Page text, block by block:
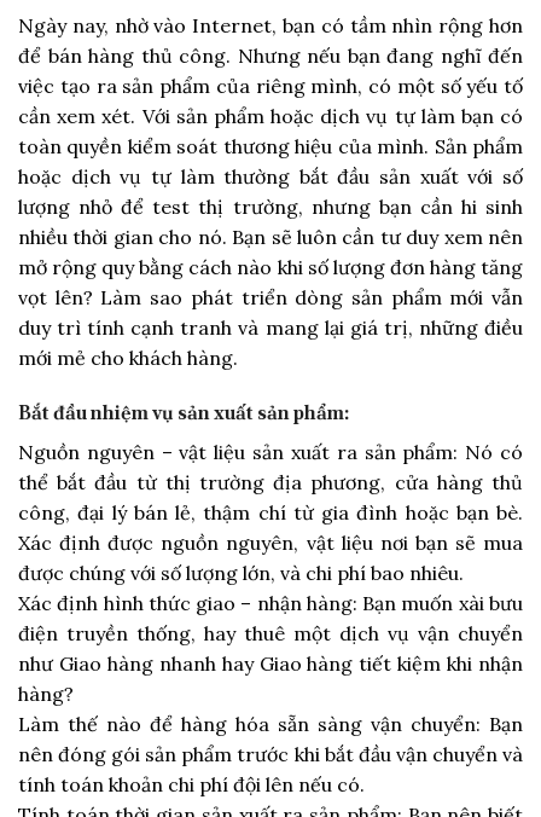
Ngày nay, nhờ vào Internet, bạn có tầm nhìn rộng hơn
để bán hàng thủ công. Nhưng nếu bạn đang nghĩ đến
việc tạo ra sản phẩm của riêng mình, có một số yếu tố
cần xem xét. Với sản phẩm hoặc dịch vụ tự làm bạn có
toàn quyền kiểm soát thương hiệu của mình. Sản phẩm
hoặc dịch vụ tự làm thường bắt đầu sản xuất với số
lượng nhỏ để test thị trường, nhưng bạn cần hi sinh
nhiều thời gian cho nó. Bạn sẽ luôn cần tư duy xem nên
mở rộng quy bằng cách nào khi số lượng đơn hàng tăng
vọt lên? Làm sao phát triển dòng sản phẩm mới vẫn
duy trì tính cạnh tranh và mang lại giá trị, những điều
mới mẻ cho khách hàng.
Bắt đầu nhiệm vụ sản xuất sản phẩm:
Nguồn nguyên – vật liệu sản xuất ra sản phẩm: Nó có
thể bắt đầu từ thị trường địa phương, cửa hàng thủ
công, đại lý bán lẻ, thậm chí từ gia đình hoặc bạn bè.
Xác định được nguồn nguyên, vật liệu nơi bạn sẽ mua
được chúng với số lượng lớn, và chi phí bao nhiêu.
Xác định hình thức giao – nhận hàng: Bạn muốn xài bưu
điện truyền thống, hay thuê một dịch vụ vận chuyển
như Giao hàng nhanh hay Giao hàng tiết kiệm khi nhận
hàng?
Làm thế nào để hàng hóa sẵn sàng vận chuyển: Bạn
nên đóng gói sản phẩm trước khi bắt đầu vận chuyển và
tính toán khoản chi phí đội lên nếu có.